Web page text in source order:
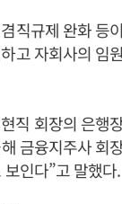
직규제 완화 등
고 자회사의
직 회장의 은행
금융지주사 회
인다”고 말했다.